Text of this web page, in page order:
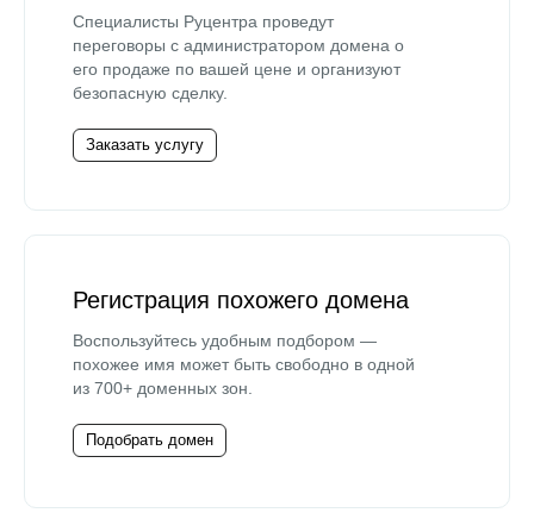
Специалисты Руцентра проведут
переговоры с администратором домена о
его продаже по вашей цене и организуют
безопасную сделку.
Заказать услугу
Регистрация похожего домена
Воспользуйтесь удобным подбором —
похожее имя может быть свободно в одной
из 700+ доменных зон.
Подобрать домен